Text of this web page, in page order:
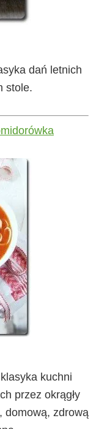
dań letnich
stole.
kuchni
przez okrągły
domową, zdrową